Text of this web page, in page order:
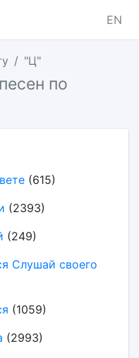
EN
"Ц"
по
(615)
(2393)
(249)
Слушай своего
(1059)
(2993)